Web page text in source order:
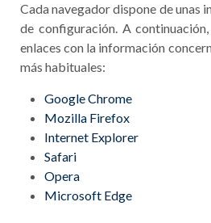
Cada navegador dispone de unas
de configuración. A
enlaces con la información
más habituales:
Google Chrome
Mozilla Firefox
Internet Explorer
Safari
Opera
Microsoft Edge